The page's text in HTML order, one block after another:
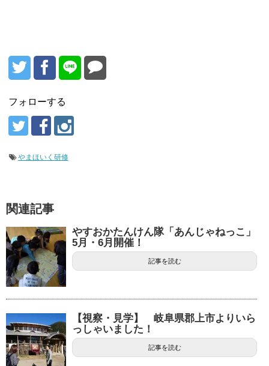
フォローする
やまほいく研修
関連記事
やすおかたんけん隊「あんじゃねっこ」
5月・6月開催！
記事を読む
【視察・見学】 岐阜県郡上市よりいら
っしゃいました！
記事を読む